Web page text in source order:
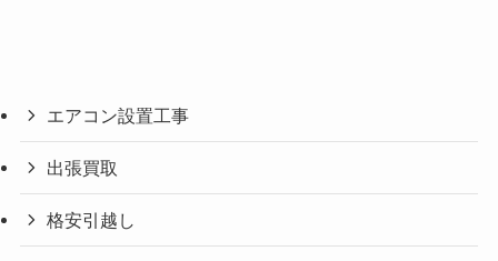
エアコン設置工事
出張買取
格安引越し